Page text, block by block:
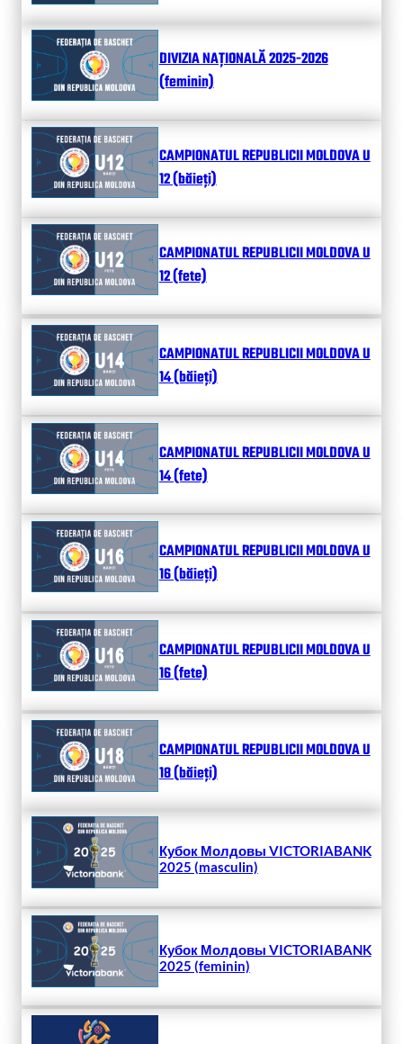
DIVIZIA NAȚIONALĂ 2025-2026
(feminin)
CAMPIONATUL REPUBLICII MOLDOVA U
12 (băieți)
CAMPIONATUL REPUBLICII MOLDOVA U
12 (fete)
CAMPIONATUL REPUBLICII MOLDOVA U
14 (băieți)
CAMPIONATUL REPUBLICII MOLDOVA U
14 (fete)
CAMPIONATUL REPUBLICII MOLDOVA U
16 (băieți)
CAMPIONATUL REPUBLICII MOLDOVA U
16 (fete)
CAMPIONATUL REPUBLICII MOLDOVA U
18 (băieți)
Кубок Молдовы VICTORIABANK
2025 (masculin)
Кубок Молдовы VICTORIABANK
2025 (feminin)